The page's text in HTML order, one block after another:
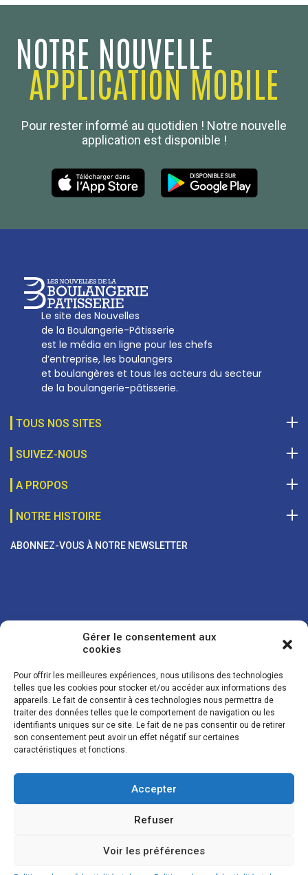
Gérer le consentement aux
cookies
Pour offrir les meilleures expériences, nous utilisons des technologies
telles que les cookies pour stocker et/ou accéder aux informations des
appareils. Le fait de consentir à ces technologies nous permettra de
traiter des données telles que le comportement de navigation ou les
identifiants uniques sur ce site. Le fait de ne pas consentir ou de retirer
son consentement peut avoir un effet négatif sur certaines
caractéristiques et fonctions.
Accepter
Refuser
Voir les préférences
NOTRE NOUVELLE
APPLICATION MOBILE
Pour rester informé au quotidien ! Notre nouvelle
application est disponible !
Le site des Nouvelles
de la Boulangerie-Pâtisserie
est le média en ligne pour les chefs
d’entreprise, les boulangers
et boulangères et tous les acteurs du secteur
de la boulangerie-pâtisserie.
TOUS NOS SITES
Boulanger de France
SUIVEZ-NOUS
A PROPOS
Les Nouvelles de la Boulangerie-Pâtisserie Française
27, av d’Eylau - 75782 Paris Cédex 16
01 53 70 16 25
NOTRE HISTOIRE
ABONNEZ-VOUS À NOTRE NEWSLETTER
Vos coordonnées sont uniquement utilisées pour vous envoyer des
lettres d'information sur nos activités. Vous pouvez à tout moment
utiliser le lien de désinscription figurant dans la lettre d'information.
© LES NOUVELLES DE LA BOULANGERIE - Tous droits réservés - Réalisation :
Josh Digital
Mentions légales